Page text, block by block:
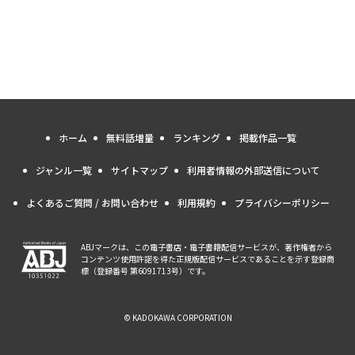
ホーム 無料話増量 ランキング 掲載作品一覧
ジャンル一覧 サイトマップ 利用者情報の外部送信について
よくあるご質問 / お問い合わせ 利用規約 プライバシーポリシー
ABJマークは、この電子書店・電子書籍配信サービスが、著作権者から
コンテンツ使用許諾を得た正規版配信サービスであることを示す登録商
標（登録番号 第6091713号）です。
© KADOKAWA CORPORATION